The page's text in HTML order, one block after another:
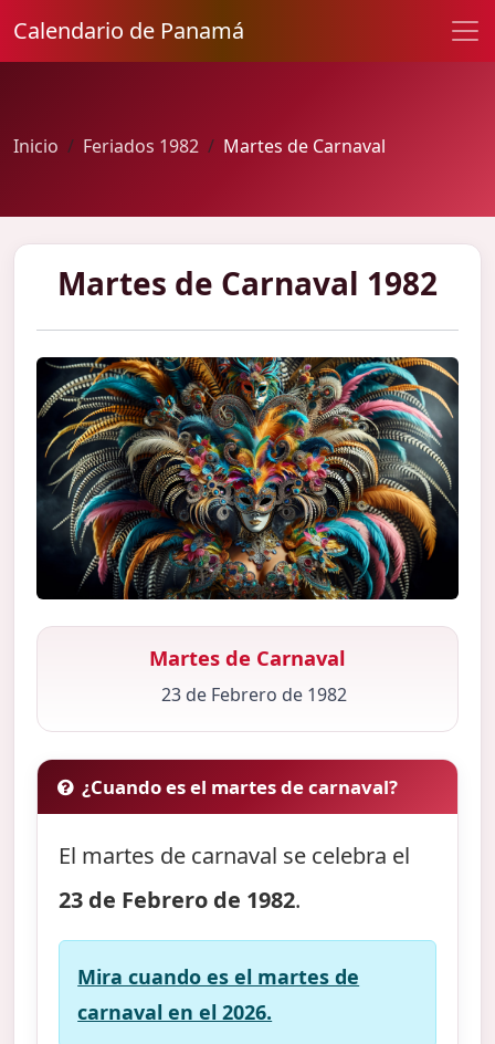
Calendario de Panamá
Inicio Feriados 1982 Martes de Carnaval
Martes de Carnaval 1982
Martes de Carnaval
23 de Febrero de 1982
¿Cuando es el martes de carnaval?
El martes de carnaval se celebra el
23 de Febrero de 1982.
Mira cuando es el martes de
carnaval en el 2026.